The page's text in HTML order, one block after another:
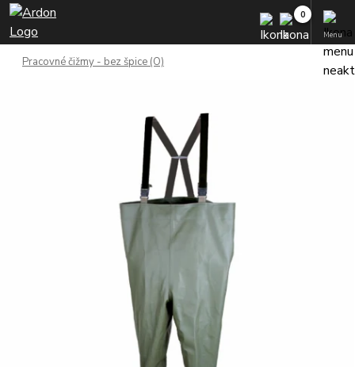
Menu
Pracovné čižmy - bez špice (O)